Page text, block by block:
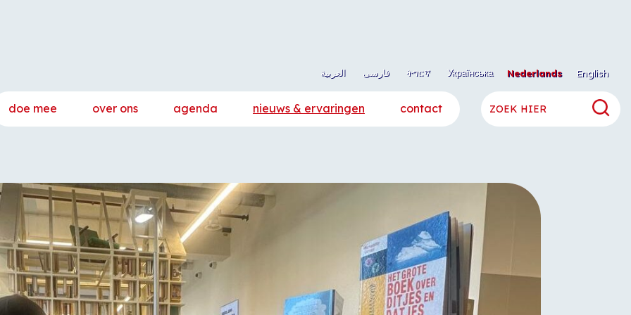
Nederlands English العربية فارسی ትግርኛ Українська
doe mee over ons agenda nieuws & ervaringen contact